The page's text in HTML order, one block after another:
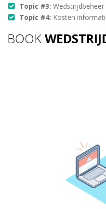
Topic #3: Wedstrijdbeheer
Topic #4: Kosten
BOOK